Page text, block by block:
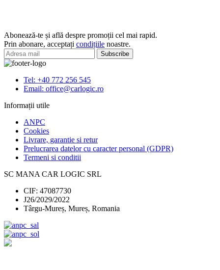
cauciuc
Dacia
Duster
2018-
Abonează-te și află despre promoții cel mai rapid.
Prin abonare, acceptați condițiile noastre.
Tel: +40 772 256 545
Email: office@carlogic.ro
Informații utile
ANPC
Cookies
Livrare, garantie si retur
Prelucrarea datelor cu caracter personal (GDPR)
Termeni si conditii
SC MANA CAR LOGIC SRL
CIF: 47087730
J26/2029/2022
Târgu-Mureș, Mureș, Romania